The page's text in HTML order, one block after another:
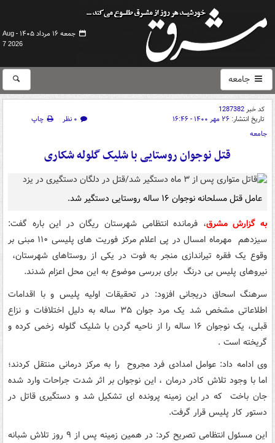
جمعه ۱۶ مرداد ۱۴۰۵ -
Aug
7 2026
جامعه
کد خبر1287382
تاریخ انتشار: ۲۶ مهر ۱۴۰۰ - ۱۶:۴۶ ۰ نظر
چاپ
جامعه
قتل نوجوان روستایی با شلیک گلوله شکاری
عامل قتل مسلحانه نوجوان ۱۶ ساله روستایی دستگیر شد.
به گزارش مشرق، فرمانده انتظامی شهرستان ریگان در این باره گفت:
سیزدهم مهرماه امسال در پی اعلام مرکز فوریت های پلیسی ۱۱۰ مبنی بر
وقوع یک فقره تیراندازی منجر به فوت در یکی از روستاهای شهرستان،
نیروهای پلیس بی درنگ برای بررسی موضوع به این محل اعزام شدند.
سرهنگ اسحاق دریجانی افزود: در تحقیقات اولیه پلیس و با اقدامات
اطلاعاتی مشخص شد یک مرد جوان ۳۵ ساله به دلیل اختلافات و نزاع
قبلی، یک نوجوان ۱۶ ساله را از ناحیه گردن با شلیک گلوله زخمی کرده و
گریخته است .
وی ادامه داد: عوامل امدادی فرد مجروح را به مرکز درمانی منتقل کردند؛
اما با وجود تلاش کادر درمان ، این نوجوان بر اثر شدت جراحات وارد شده
جان باخت که در این زمینه پرونده ای تشکیل شد و دستگیری قاتل در
دستور کار پلیس قرار گرفت.
این مسئول انتظامی تصریح کرد: در همین زمینه پس از ۹ روز تلاش شبانه